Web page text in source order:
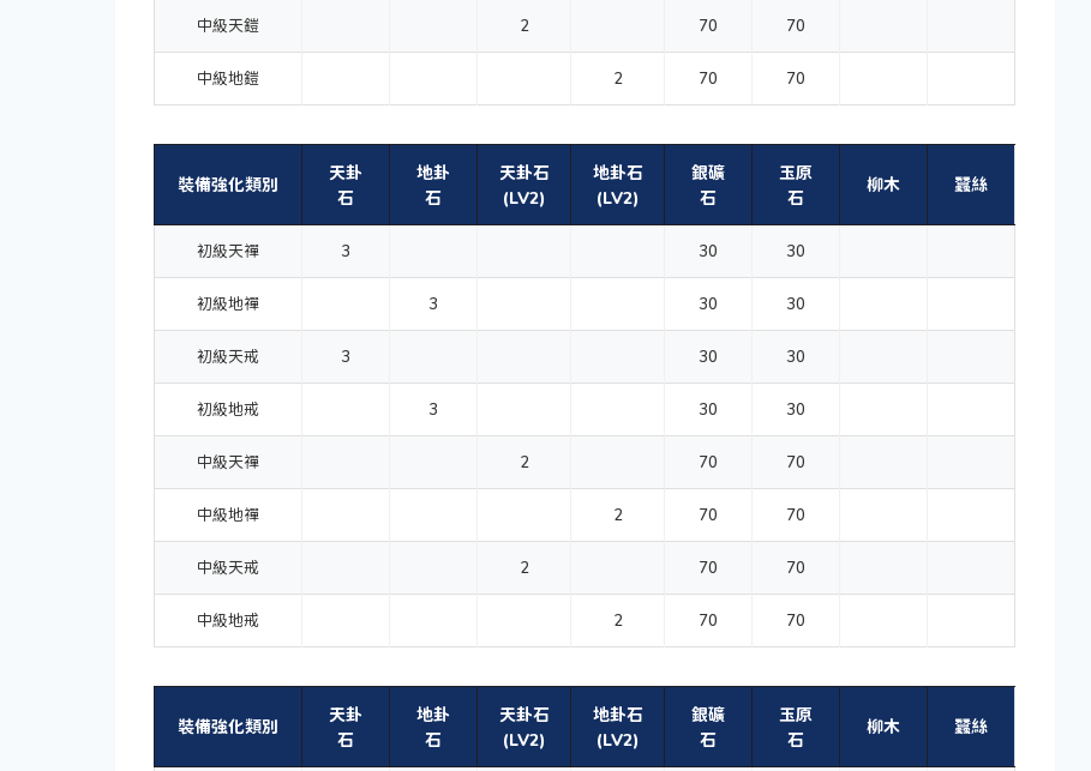
中級天鎧 2 70 70
中級地鎧 2 70 70
裝備強化類別
天卦
石
地卦
石
天卦石
(LV2)
地卦石
(LV2)
銀礦
石
玉原
石
柳木 蠶絲
初級天禪 3 30 30
初級地禪 3 30 30
初級天戒 3 30 30
初級地戒 3 30 30
中級天禪 2 70 70
中級地禪 2 70 70
中級天戒 2 70 70
中級地戒 2 70 70
裝備強化類別
天卦
石
地卦
石
天卦石
(LV2)
地卦石
(LV2)
銀礦
石
玉原
石
柳木 蠶絲